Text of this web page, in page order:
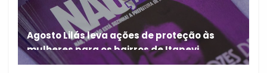
Agosto Lilás leva ações de proteção às
mulheres para os bairros de Itapevi
Durante o mês de agosto,